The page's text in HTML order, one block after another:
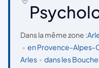
Dans la même zone :
• en Provence-Alpes-
Arles • dans les